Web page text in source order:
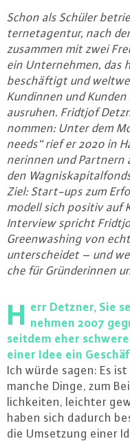
Schon als Schüler
ter­net­agen­tur, nach
zusammen mit zwei
ein Un­ter­neh­men, das
be­schäf­tigt und
Kundinnen und
ausruhen. Fridtjof
nom­men: Unter dem
needs“ rief er 2020 in
ne­rin­nen und Partnern
den
Ziel: Start-ups zum
mo­dell sich positiv auf
Interview spricht
Green­wa­shing von
un­ter­schei­det – und
che für Grün­de­rin­nen
H err Detzner, Sie
neh­men 2007
seitdem eher
einer Idee ein
Ich würde sagen: Es
manche Dinge, zum
lich­kei­ten, leichter
haben sich dadurch
die Umsetzung einer